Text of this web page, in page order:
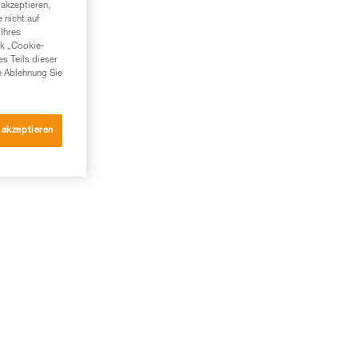
nicht auf
„Cookie-
Teils dieser
Ablehnung Sie